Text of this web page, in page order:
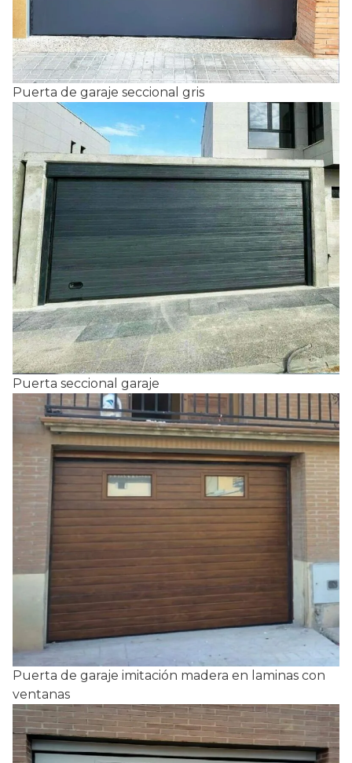
Puerta de garaje seccional gris
Puerta seccional garaje
Puerta de garaje imitación madera en laminas con
ventanas